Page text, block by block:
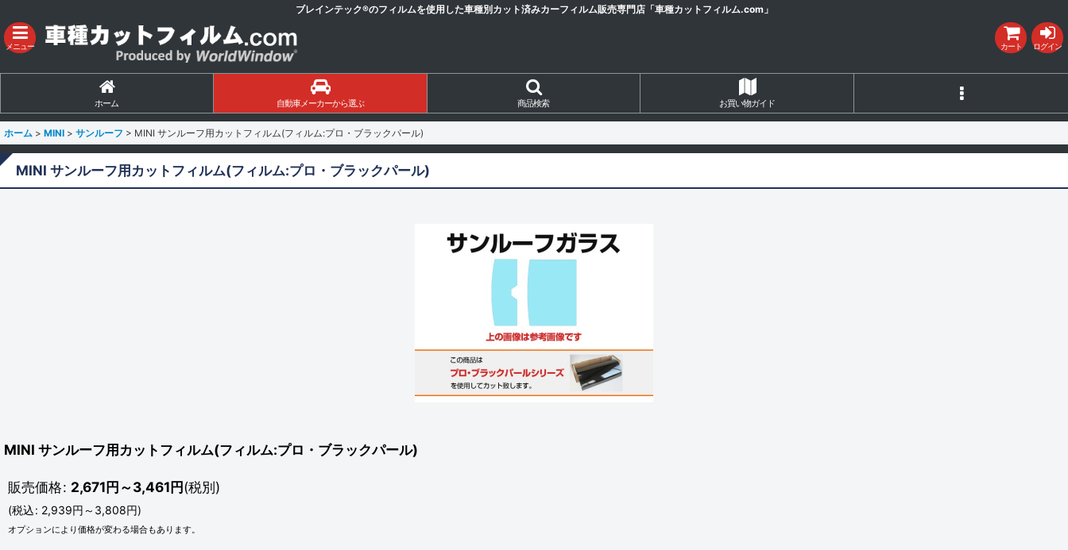
ブレインテック®のフィルムを使用した車種別カット済みカーフィルム販売専門店「車種カットフィルム.com」
メニュー カート ログイン
ホーム 自動車メーカーから選ぶ 商品検索 お買い物ガイド
ホーム > MINI > サンルーフ > MINI サンルーフ用カットフィルム(フィルム:プロ・ブラックパール)
MINI サンルーフ用カットフィルム(フィルム:プロ・ブラックパール)
MINI サンルーフ用カットフィルム(フィルム:プロ・ブラックパール)
販売価格: 2,671円～3,461円(税別)
(税込: 2,939円 ～3,808円)
オプションにより価格が変わる場合もあります。